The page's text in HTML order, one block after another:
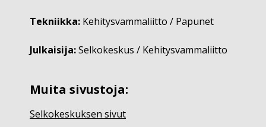
Tekniikka: Kehitysvammaliitto / Papunet
Julkaisija:Selkokeskus / Kehitysvammaliitto
Muita sivustoja:
Selkokeskuksen sivut